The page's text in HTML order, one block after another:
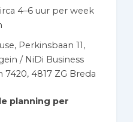
4–6 uur per week
Perkinsbaan 11,
/ NiDi Business
4817 ZG Breda
planning per